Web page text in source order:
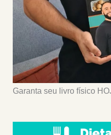
Garanta seu livro físico